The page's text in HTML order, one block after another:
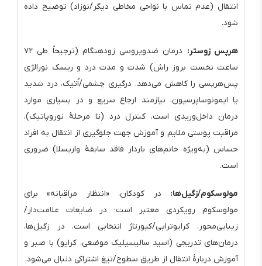
انتقال (عدم تماس با نواحی مخاطی دیگر/نوزاد) توضیح داده
شود.
هرپس زوستر:
درمان ضدویروسی زودهنگام (ترجیحاً طی ۷۲
ساعت نخست بروز راش) شدت و مدت درد و ریسک نورالژی
پس‌هرپسی را کاهش می‌دهد. درگیری چشمی/اُتیک، درد شدید
یا ایمونوساپرسیون، نیازمند ارجاع سریع و در بسیاری موارد
درمان داخل‌وریدی است. کنترل درد (تا مرحلهٔ نوروپاتیک)،
مراقبت پوستی ملایم و آموزش جهت جلوگیری از انتقال به افراد
حساس (به‌ویژه خانم‌های باردار فاقد سابقهٔ واریسلا) ضروری
است.
مولوسکوم/زگیل‌ها: در کودکان، «انتظار مراقبانه» برای
مولوسکوم رویکردی معتبر است؛ در ضایعات علامت‌دار/
زیبایی‌محور، کرایوتراپی/کیورتاژ انتخابی است. در زگیل‌ها،
درمان‌های تدریجی (اسید سالیسیلیک موضعی، کرایو) با صبر و
آموزش دربارهٔ انتقال از طریق سطوح/تیغ اشتراکی دنبال می‌شود.